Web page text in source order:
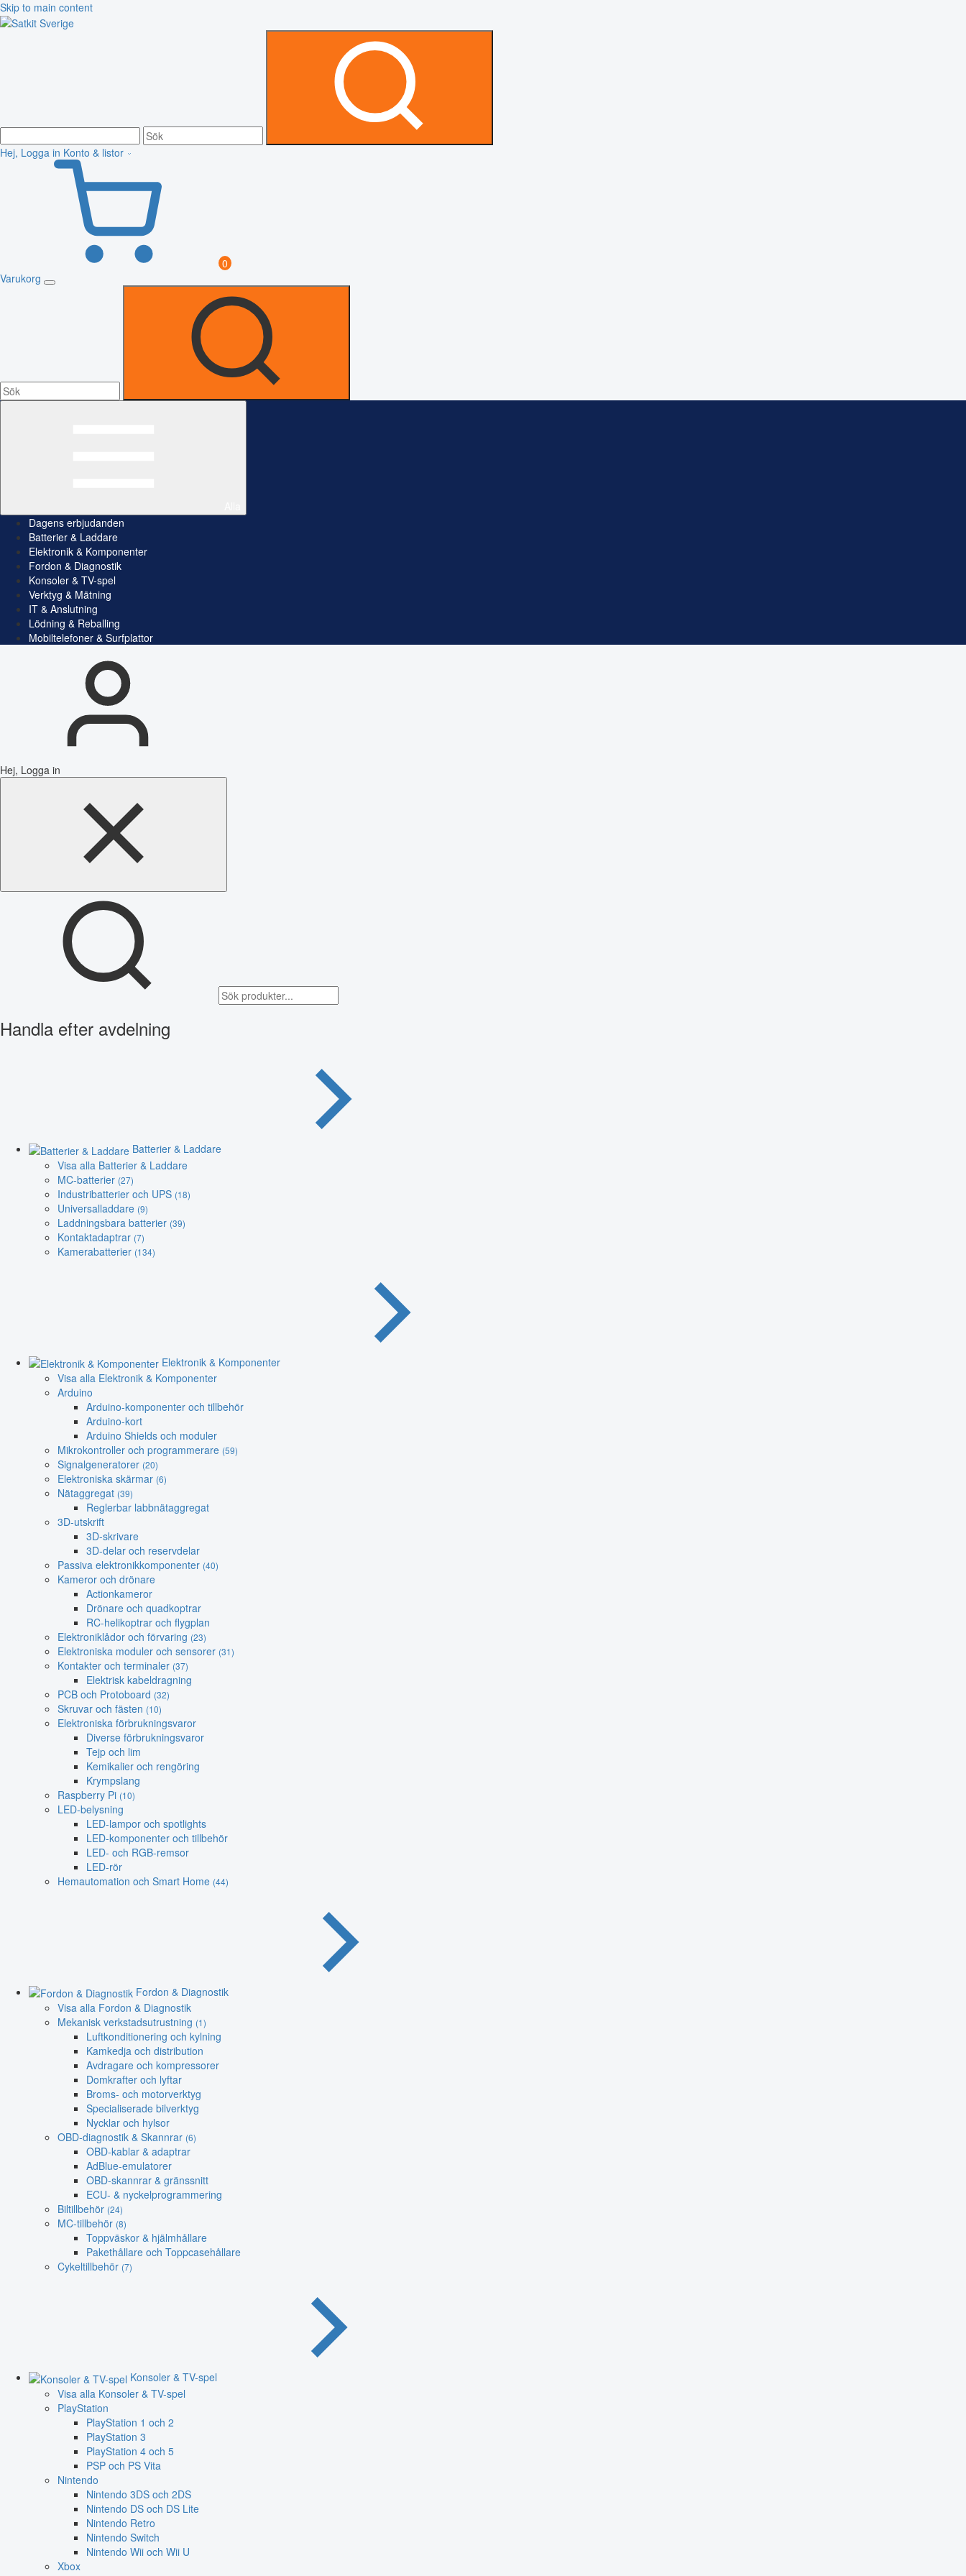
Skip to main content
Hej, Logga in Konto & listor
0
Varukorg
Dagens erbjudanden
Batterier & Laddare
Elektronik & Komponenter
Fordon & Diagnostik
Konsoler & TV-spel
Verktyg & Mätning
IT & Anslutning
Lödning & Reballing
Mobiltelefoner & Surfplattor
Hej, Logga in
Handla efter avdelning
Batterier & Laddare
Visa alla Batterier & Laddare
MC-batterier (27)
Industribatterier och UPS (18)
Universalladdare (9)
Laddningsbara batterier (39)
Kontaktadaptrar (7)
Kamerabatterier (134)
Elektronik & Komponenter
Visa alla Elektronik & Komponenter
Arduino
Arduino-komponenter och tillbehör
Arduino-kort
Arduino Shields och moduler
Mikrokontroller och programmerare (59)
Signalgeneratorer (20)
Elektroniska skärmar (6)
Nätaggregat (39)
Reglerbar labbnätaggregat
3D-utskrift
3D-skrivare
3D-delar och reservdelar
Passiva elektronikkomponenter (40)
Kameror och drönare
Actionkameror
Drönare och quadkoptrar
RC-helikoptrar och flygplan
Elektroniklådor och förvaring (23)
Elektroniska moduler och sensorer (31)
Kontakter och terminaler (37)
Elektrisk kabeldragning
PCB och Protoboard (32)
Skruvar och fästen (10)
Elektroniska förbrukningsvaror
Diverse förbrukningsvaror
Tejp och lim
Kemikalier och rengöring
Krympslang
Raspberry Pi (10)
LED-belysning
LED-lampor och spotlights
LED-komponenter och tillbehör
LED- och RGB-remsor
LED-rör
Hemautomation och Smart Home (44)
Fordon & Diagnostik
Visa alla Fordon & Diagnostik
Mekanisk verkstadsutrustning (1)
Luftkonditionering och kylning
Kamkedja och distribution
Avdragare och kompressorer
Domkrafter och lyftar
Broms- och motorverktyg
Specialiserade bilverktyg
Nycklar och hylsor
OBD-diagnostik & Skannrar (6)
OBD-kablar & adaptrar
AdBlue-emulatorer
OBD-skannrar & gränssnitt
ECU- & nyckelprogrammering
Biltillbehör (24)
MC-tillbehör (8)
Toppväskor & hjälmhållare
Pakethållare och Toppcasehållare
Cykeltillbehör (7)
Konsoler & TV-spel
Visa alla Konsoler & TV-spel
PlayStation
PlayStation 1 och 2
PlayStation 3
PlayStation 4 och 5
PSP och PS Vita
Nintendo
Nintendo 3DS och 2DS
Nintendo DS och DS Lite
Nintendo Retro
Nintendo Switch
Nintendo Wii och Wii U
Xbox